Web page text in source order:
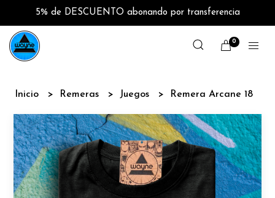
5% de DESCUENTO abonando por transferencia
0
Inicio Remeras Juegos Remera Arcane 18